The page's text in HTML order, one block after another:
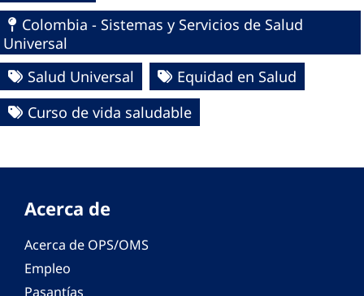
Colombia - Sistemas y Servicios de Salud
Universal
Salud Universal
Equidad en Salud
Curso de vida saludable
Acerca de
Acerca de OPS/OMS
Empleo
Pasantías